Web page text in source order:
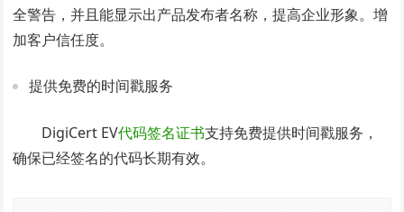
全警告，并且能显示出产品发布者名称，提高企业形象。增
加客户信任度。
提供免费的时间戳服务
DigiCert EV代码签名证书支持免费提供时间戳服务，
确保已经签名的代码长期有效。